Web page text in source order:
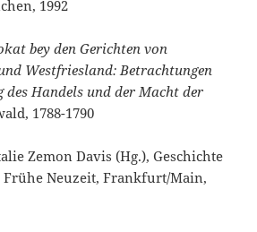
1992
bey den Gerichten von
Westfriesland: Betrachtungen
des Handels und der Macht der
1788-1790
Zemon Davis (Hg.), Geschichte
Frühe Neuzeit, Frankfurt/Main,